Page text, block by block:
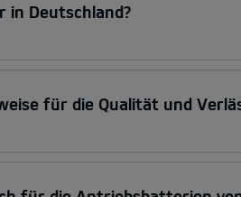
in Deutschland?
für die Qualität und